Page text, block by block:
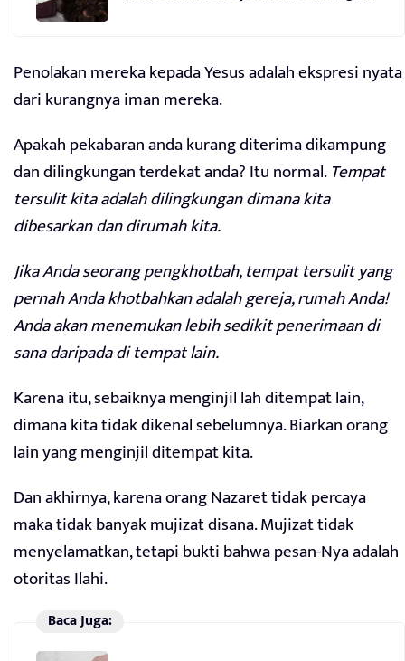
Penolakan mereka kepada Yesus adalah ekspresi nyata
dari kurangnya iman mereka.
Apakah pekabaran anda kurang diterima dikampung
dan dilingkungan terdekat anda? Itu normal.Tempat
tersulit kita adalah dilingkungan dimana kita
dibesarkan dan dirumah kita.
Jika Anda seorang pengkhotbah, tempat tersulit yang
pernah Anda khotbahkan adalah gereja, rumah Anda!
Anda akan menemukan lebih sedikit penerimaan di
sana daripada di tempat lain.
Karena itu, sebaiknya menginjil lah ditempat lain,
dimana kita tidak dikenal sebelumnya. Biarkan orang
lain yang menginjil ditempat kita.
Dan akhirnya, karena orang Nazaret tidak percaya
maka tidak banyak mujizat disana. Mujizat tidak
menyelamatkan, tetapi bukti bahwa pesan-Nya adalah
otoritas Ilahi.
Baca Juga: